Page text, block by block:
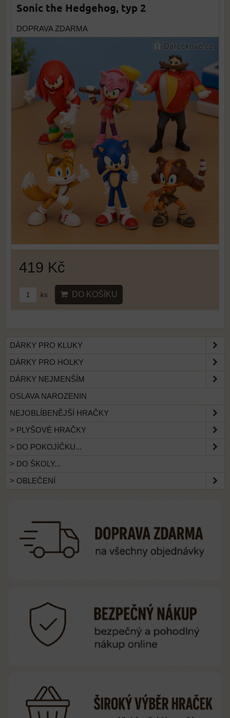
Sonic the Hedgehog, typ 2
DOPRAVA ZDARMA
419 Kč
ks DO KOŠÍKU
DÁRKY PRO KLUKY
DÁRKY PRO HOLKY
DÁRKY NEJMENŠÍM
OSLAVA NAROZENIN
NEJOBLÍBENĚJŠÍ HRAČKY
> PLYŠOVÉ HRAČKY
> DO POKOJÍČKU...
> DO ŠKOLY...
> OBLEČENÍ